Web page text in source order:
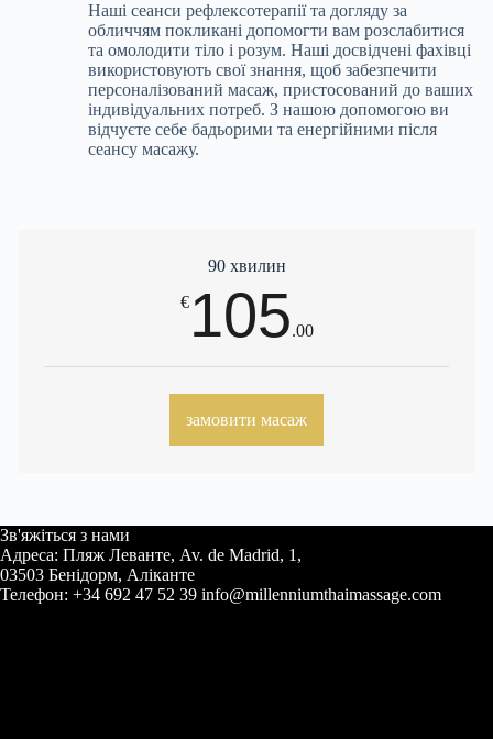
Наші сеанси рефлексотерапії та догляду за
обличчям покликані допомогти вам розслабитися
та омолодити тіло і розум. Наші досвідчені фахівці
використовують свої знання, щоб забезпечити
персоналізований масаж, пристосований до ваших
індивідуальних потреб. З нашою допомогою ви
відчуєте себе бадьорими та енергійними після
сеансу масажу.
90 хвилин
€105.00
замовити масаж
Зв'яжіться з нами
Адреса: Пляж Леванте, Av. de Madrid, 1,
03503 Бенідорм, Аліканте
Телефон: +34 692 47 52 39 info@millenniumthaimassage.com